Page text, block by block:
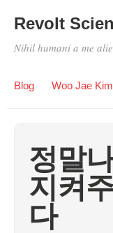
Revolt
Nihil humani a me
Blog Woo Jae Kim
정말
지켜
다